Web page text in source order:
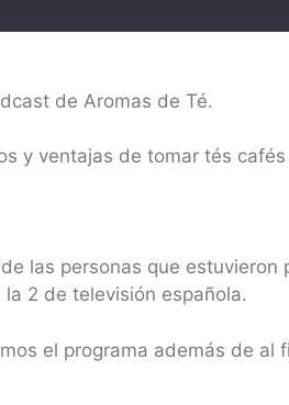
de Aromas de Té.
y ventajas de tomar tés
las personas que
2 de televisión española.
el programa además de